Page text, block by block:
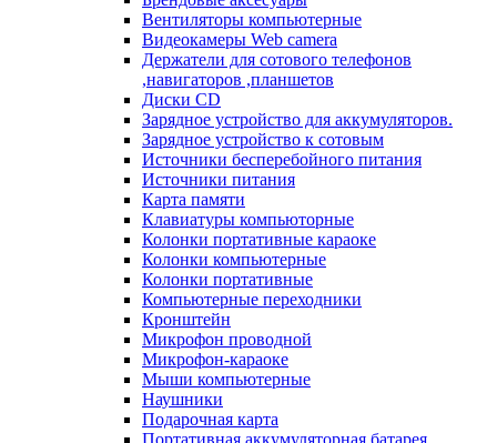
Вентиляторы компьютерные
Видеокамеры Web camera
Держатели для сотового телефонов
,навигаторов ,планшетов
Диски CD
Зарядное устройство для аккумуляторов.
Зарядное устройство к сотовым
Источники бесперебойного питания
Источники питания
Карта памяти
Клавиатуры компьюторные
Колонки портативные караоке
Колонки компьютерные
Колонки портативные
Компьютерные переходники
Кронштейн
Микрофон проводной
Микрофон-караоке
Мыши компьютерные
Наушники
Подарочная карта
Портативная аккумуляторная батарея